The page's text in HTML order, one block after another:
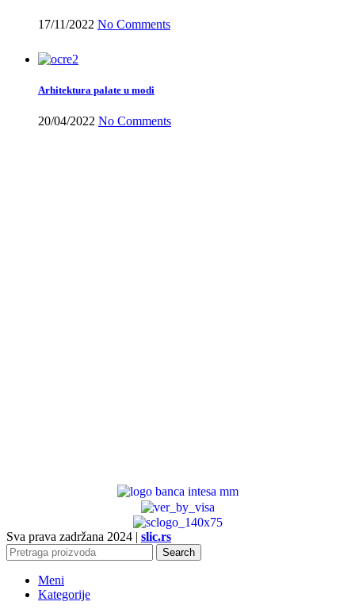
17/11/2022 No Comments
Arhitektura palate u modi
20/04/2022 No Comments
Sva prava zadržana 2024 | slic.rs
Search
Meni
Kategorije